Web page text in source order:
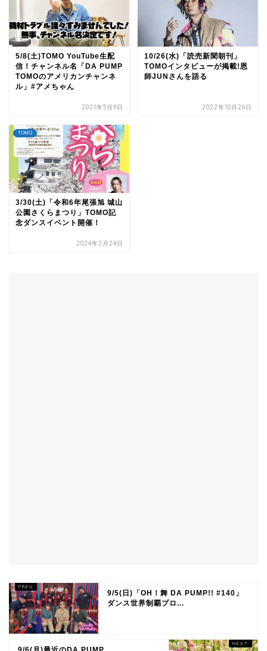
5/8(土)TOMO YouTube生配
信！チャンネル名「DA PUMP
TOMOのアメリカンチャンネ
ル」#アメちゃん
2021年5月9日
10/26(水)「読売新聞朝刊」
TOMOインタビューが掲載!恩
師JUNさんを語る
2022年10月26日
TOMO
3/30(土)「令和6年尾張旭 城山
公園さくらまつり」TOMO記
念ダンスイベント開催！
2024年2月24日
9/5(日)「OH！舞 DA PUMP!! #140」
ダンス世界制覇プロ...